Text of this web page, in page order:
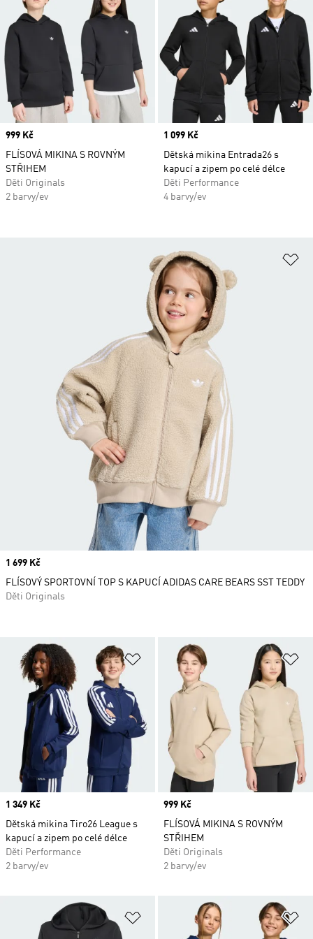
Price
999 Kč
FLÍSOVÁ MIKINA S ROVNÝM
STŘIHEM
Děti Originals
2 barvy/ev
Price
1 099 Kč
Dětská mikina Entrada26 s
kapucí a zipem po celé délce
Děti Performance
4 barvy/ev
Přidat do seznamu přání
Price
1 349 Kč
Dětská mikina Tiro26 League s
kapucí a zipem po celé délce
Děti Performance
2 barvy/ev
Price
999 Kč
FLÍSOVÁ MIKINA S ROVNÝM
STŘIHEM
Děti Originals
2 barvy/ev
Přidat do seznamu přání
Price
1 699 Kč
FLÍSOVÝ SPORTOVNÍ TOP S KAPUCÍ ADIDAS CARE BEARS SST TEDDY
Děti Originals